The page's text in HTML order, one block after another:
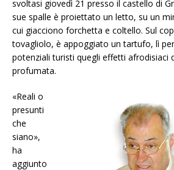
svoltasi giovedì 21 presso il castello di
sue spalle è proiettato un letto, su un
cui giacciono forchetta e coltello. Sul
tovagliolo, è appoggiato un tartufo, lì
potenziali turisti quegli effetti afrodisiaci
profumata.
«Reali o
presunti
che
siano»,
ha
aggiunto